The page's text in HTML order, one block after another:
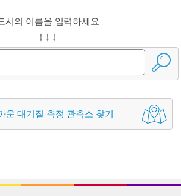
시의 이름을 입력하세요
↓ ↓ ↓
운 대기질 측정 관측소 찾기